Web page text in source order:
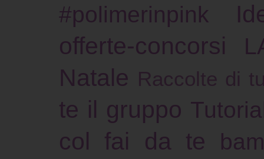
#polimerinpink
offerte-concorsi
Natale Raccolte di
te il gruppo
col fai da te